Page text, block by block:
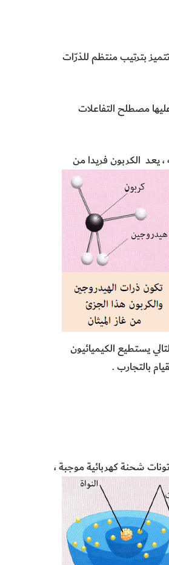
بترتيب منتظم للذرّات
مصطلح التفاعلات
، يعد الكربون فريدا من
يستطيع الكيميائيون
بالتجارب .
شحنة كهربائية موجبة ،